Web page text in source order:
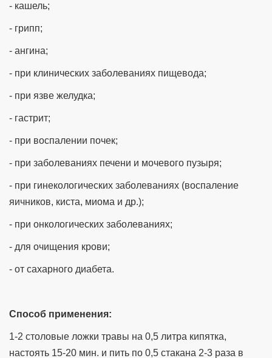
- кашель;
- грипп;
- ангина;
- при клинических заболеваниях пищевода;
- при язве желудка;
- гастрит;
- при воспалении почек;
- при заболеваниях печени и мочевого пузыря;
- при гинекологических заболеваниях (воспаление
яичников, киста, миома и др.);
- при онкологических заболеваниях;
- для очищения крови;
- от сахарного диабета.
Способ применения:
1-2 столовые ложки травы на 0,5 литра кипятка,
настоять 15-20 мин. и пить по 0,5 стакана 2-3 раза в